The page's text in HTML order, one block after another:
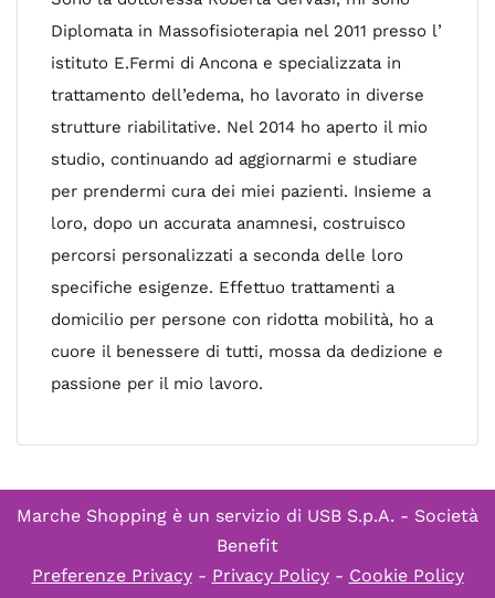
Diplomata in Massofisioterapia nel 2011 presso l’
istituto E.Fermi di Ancona e specializzata in
trattamento dell’edema, ho lavorato in diverse
strutture riabilitative. Nel 2014 ho aperto il mio
studio, continuando ad aggiornarmi e studiare
per prendermi cura dei miei pazienti. Insieme a
loro, dopo un accurata anamnesi, costruisco
percorsi personalizzati a seconda delle loro
specifiche esigenze. Effettuo trattamenti a
domicilio per persone con ridotta mobilità, ho a
cuore il benessere di tutti, mossa da dedizione e
passione per il mio lavoro.
Marche Shopping è un servizio di USB S.p.A. - Società
Benefit
Preferenze Privacy- Privacy Policy- Cookie Policy